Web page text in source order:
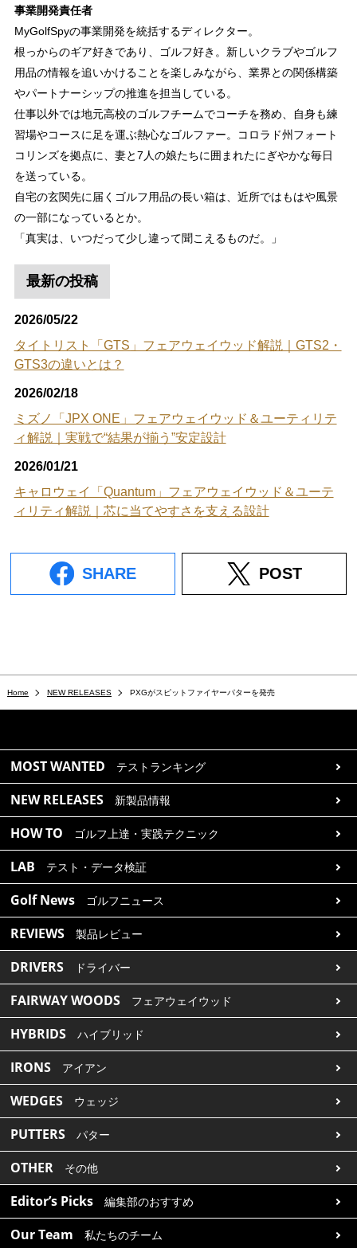
事業開発責任者
MyGolfSpyの事業開発を統括するディレクター。
根っからのギア好きであり、ゴルフ好き。新しいクラブやゴルフ
用品の情報を追いかけることを楽しみながら、業界との関係構築
やパートナーシップの推進を担当している。
仕事以外では地元高校のゴルフチームでコーチを務め、自身も練
習場やコースに足を運ぶ熱心なゴルファー。コロラド州フォート
コリンズを拠点に、妻と7人の娘たちに囲まれたにぎやかな毎日
を送っている。
自宅の玄関先に届くゴルフ用品の長い箱は、近所ではもはや風景
の一部になっているとか。
「真実は、いつだって少し違って聞こえるものだ。」
最新の投稿
2026/05/22
タイトリスト「GTS」フェアウェイウッド解説｜GTS2・
GTS3の違いとは？
2026/02/18
ミズノ「JPX ONE」フェアウェイウッド＆ユーティリテ
ィ解説｜実戦で“結果が揃う”安定設計
2026/01/21
キャロウェイ「Quantum」フェアウェイウッド＆ユーテ
ィリティ解説｜芯に当てやすさを支える設計
SHARE POST
Home NEW RELEASES PXGがスピットファイヤーパターを発売
MOST WANTED テストランキング
NEW RELEASES 新製品情報
HOW TO ゴルフ上達・実践テクニック
LAB テスト・データ検証
Golf News ゴルフニュース
REVIEWS 製品レビュー
DRIVERS ドライバー
FAIRWAY WOODS フェアウェイウッド
HYBRIDS ハイブリッド
IRONS アイアン
WEDGES ウェッジ
PUTTERS パター
OTHER その他
Editor’s Picks 編集部のおすすめ
Our Team 私たちのチーム